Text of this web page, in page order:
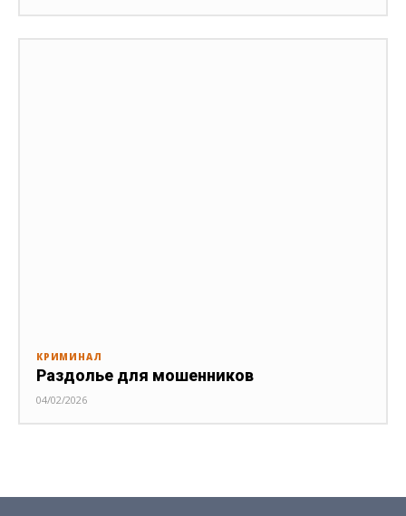
КРИМИНАЛ
Раздолье для мошенников
04/02/2026